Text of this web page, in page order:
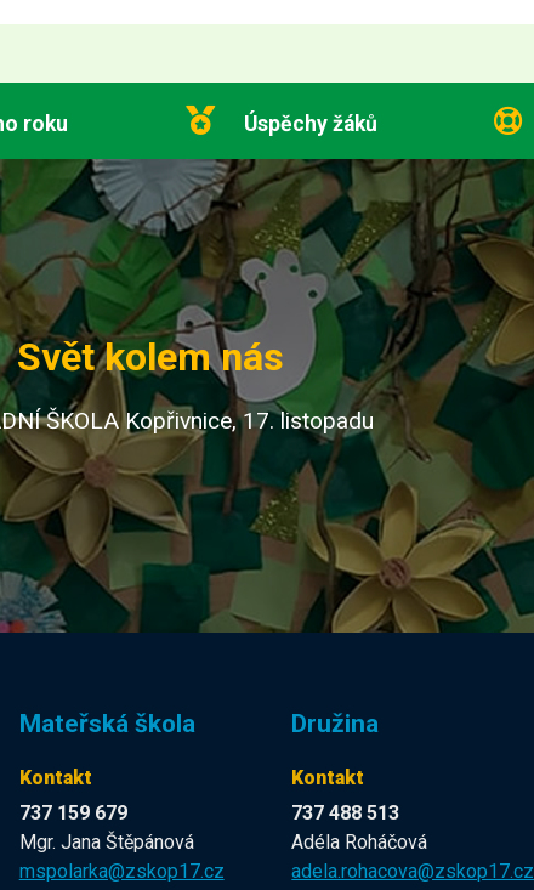
roku Úspěchy žáků
Svět kolem nás
ŠKOLA Kopřivnice, 17. listopadu
Mateřská škola
Kontakt
737 159 679
Mgr. Jana Štěpánová
mspolarka@zskop17.cz
Družina
Kontakt
737 488 513
Adéla Roháčová
adela.rohacova@zskop17.cz